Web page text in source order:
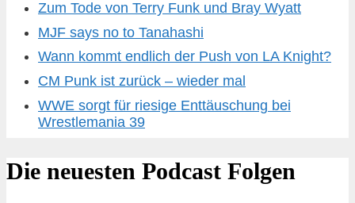
Zum Tode von Terry Funk und Bray Wyatt
MJF says no to Tanahashi
Wann kommt endlich der Push von LA Knight?
CM Punk ist zurück – wieder mal
WWE sorgt für riesige Enttäuschung bei
Wrestlemania 39
Die neuesten Podcast Folgen